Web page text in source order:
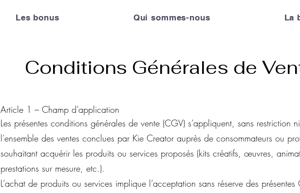
Les bonus Qui sommes-nous La
Conditions Générales de
Article 1 – Champ d’application
Les présentes conditions générales de vente (CGV) s’appliquent, sans restriction
l’ensemble des ventes conclues par Kie Creator auprès de consommateurs ou
souhaitant acquérir les produits ou services proposés (kits créatifs, œuvres,
prestations sur mesure, etc.).
L’achat de produits ou services implique l’acceptation sans réserve des présentes